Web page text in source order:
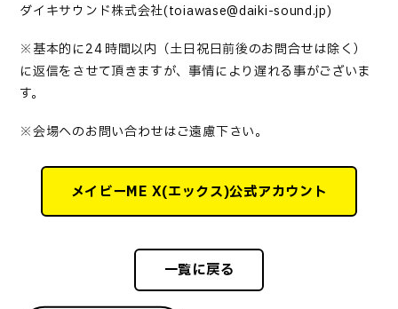
ダイキサウンド株式会社(toiawase@daiki-sound.jp)
※基本的に24 時間以内（土日祝日前後のお問合せは除く）
に返信をさせて頂きますが、事情により遅れる事がございま
す。
※会場へのお問い合わせはご遠慮下さい。
メイビーME X(エックス)公式アカウント
一覧に戻る